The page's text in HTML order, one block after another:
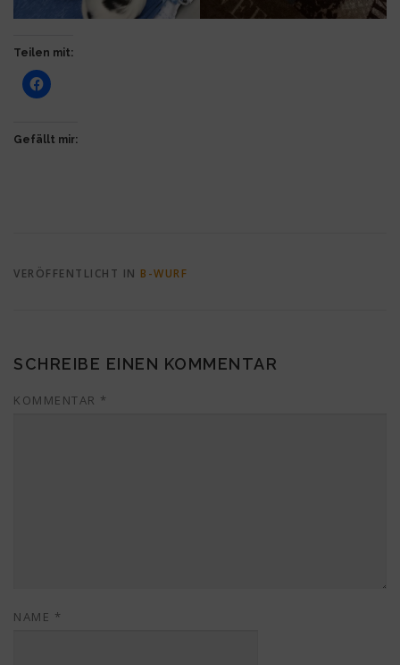
Teilen mit:
Gefällt mir:
VERÖFFENTLICHT IN B-WURF
SCHREIBE EINEN KOMMENTAR
KOMMENTAR *
NAME *